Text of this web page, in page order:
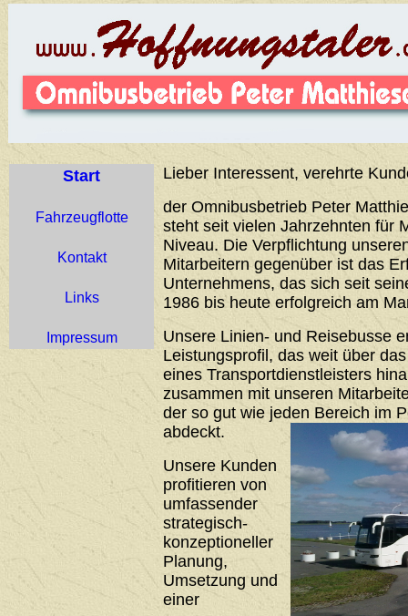
Start
Fahrzeugflotte
Kontakt
Links
Impressum
Lieber Interessent, verehrte
der Omnibusbetrieb Peter
steht seit vielen Jahrzehnten für
Niveau. Die Verpflichtung
Mitarbeitern gegenüber ist das
Unternehmens, das sich seit
1986 bis heute erfolgreich am
Unsere Linien- und Reisebusse
Leistungsprofil, das weit über
eines Transportdienstleisters
zusammen mit unseren
der so gut wie jeden Bereich im
abdeckt.
Unsere Kunden
profitieren von
umfassender
strategisch-
konzeptioneller
Planung,
Umsetzung und
einer